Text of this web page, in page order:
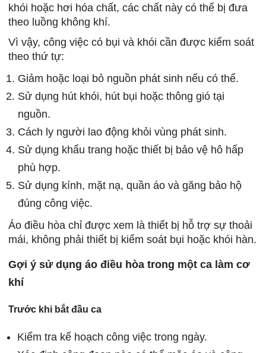
khói hoặc hơi hóa chất, các chất này có thể bị đưa
theo luồng không khí.
Vì vậy, công việc có bụi và khói cần được kiểm soát
theo thứ tự:
Giảm hoặc loại bỏ nguồn phát sinh nếu có thể.
Sử dụng hút khói, hút bụi hoặc thông gió tại
nguồn.
Cách ly người lao động khỏi vùng phát sinh.
Sử dụng khẩu trang hoặc thiết bị bảo vệ hô hấp
phù hợp.
Sử dụng kính, mặt nạ, quần áo và găng bảo hộ
đúng công việc.
Áo điều hòa chỉ được xem là thiết bị hỗ trợ sự thoải
mái, không phải thiết bị kiểm soát bụi hoặc khói hàn.
Gợi ý sử dụng áo điều hòa trong một ca làm cơ
khí
Trước khi bắt đầu ca
Kiểm tra kế hoạch công việc trong ngày.